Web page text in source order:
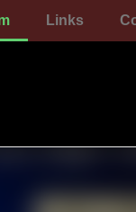
Links